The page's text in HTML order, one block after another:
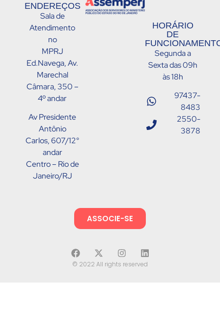
ENDEREÇOS
Sala de
Atendimento
no
MPRJ
Ed.Navega, Av.
Marechal
Câmara, 350 –
4º andar
Av Presidente
Antônio
Carlos, 607/12°
andar
Centro – Rio de
Janeiro/RJ
HORÁRIO
DE
Segunda a
Sexta das 09h
às 18h
97437-
8483
2550-
3878
ASSOCIE-SE
© 2022 All rights reserved